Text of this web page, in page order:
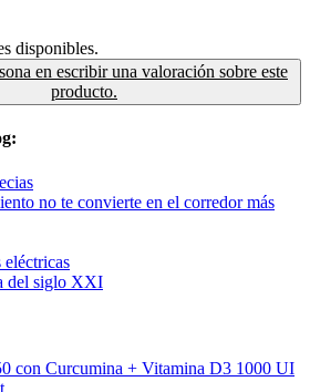
disponibles.
en escribir una valoración sobre este
producto.
no te convierte en el corredor más
eléctricas
del siglo XXI
con Curcumina + Vitamina D3 1000 UI